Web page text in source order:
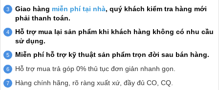
Giao hàng miễn phí tại nhà, quý khách kiểm tra hàng mới
phải thanh toán.
Hỗ trợ mua lại sản phẩm khi khách hàng không có nhu cầu
sử dụng.
Miễn phí hỗ trợ kỹ thuật sản phẩm trọn đời sau bán hàng.
Hỗ trợ mua trả góp 0% thủ tục đơn giản nhanh gọn.
Hàng chính hãng, rõ ràng xuất xứ, đầy đủ CO, CQ.